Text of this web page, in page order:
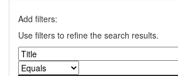
Add filters:
Use filters to refine the search results.